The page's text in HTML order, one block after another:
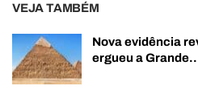
VEJA TAMBÉM
Nova evidência
ergueu a